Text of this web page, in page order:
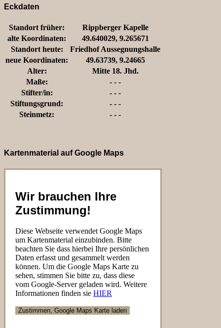
Eckdaten
Standort früher:
Rippberger Kapelle
alte Koordinaten:
49.640029, 9.265671
Standort heute:
Friedhof Aussegnungshalle
neue Koordinaten:
49.63739, 9.24665
Alter:
Mitte 18. Jhd.
Maße:
- - -
Stifter/in:
- - -
Stiftungsgrund:
- - -
Steinmetz:
- - -
Kartenmaterial auf Google Maps
Wir brauchen Ihre
Zustimmung!
Diese Webseite verwendet Google Maps
um Kartenmaterial einzubinden. Bitte
beachten Sie dass hierbei Ihre persönlichen
Daten erfasst und gesammelt werden
können. Um die Google Maps Karte zu
sehen, stimmen Sie bitte zu, dass diese
vom Google-Server geladen wird. Weitere
Informationen finden sie HIER